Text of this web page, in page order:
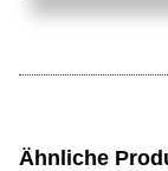
Ähnliche